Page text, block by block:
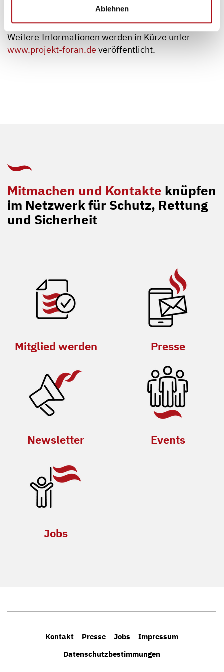
Ablehnen
Sicherheitsforschungsprogramm des BMFTR sind
Weitere Informationen werden in Kürze unter
www.projekt-foran.de veröffentlicht.
Mitmachen und Kontakte knüpfen
im Netzwerk für Schutz, Rettung
und Sicherheit
Mitglied werden Presse
Newsletter Events
Jobs
Kontakt Presse Jobs
Impressum
Datenschutzbestimmungen